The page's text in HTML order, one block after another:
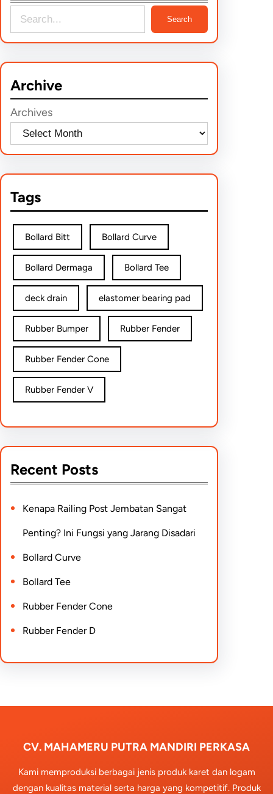
e
c
h
Search
Archive
Archives
Tags
Bollard Bitt Bollard Curve
Bollard Dermaga Bollard Tee
deck drain elastomer bearing pad
Rubber Bumper Rubber Fender
Rubber Fender Cone
Rubber Fender V
Recent Posts
Kenapa Railing Post Jembatan Sangat
Penting? Ini Fungsi yang Jarang Disadari
Bollard Curve
Bollard Tee
Rubber Fender Cone
Rubber Fender D
CV. MAHAMERU PUTRA MANDIRI PERKASA
Kami memproduksi berbagai jenis produk karet dan logam
dengan kualitas material serta harga yang kompetitif. Produk